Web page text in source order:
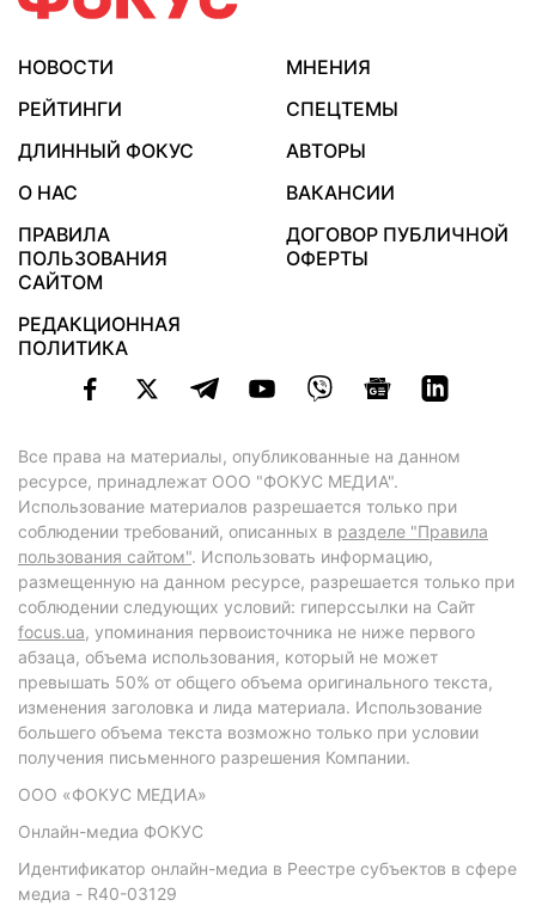
НОВОСТИ
МНЕНИЯ
РЕЙТИНГИ
СПЕЦТЕМЫ
ДЛИННЫЙ ФОКУС
АВТОРЫ
О НАС
ВАКАНСИИ
ПРАВИЛА
ПОЛЬЗОВАНИЯ
САЙТОМ
ДОГОВОР ПУБЛИЧНОЙ
ОФЕРТЫ
РЕДАКЦИОННАЯ
ПОЛИТИКА
Все права на материалы, опубликованные на данном
ресурсе, принадлежат ООО "ФОКУС МЕДИА".
Использование материалов разрешается только при
соблюдении требований, описанных в разделе "Правила
пользования сайтом". Использовать информацию,
размещенную на данном ресурсе, разрешается только при
соблюдении следующих условий: гиперссылки на Сайт
focus.ua, упоминания первоисточника не ниже первого
абзаца, объема использования, который не может
превышать 50% от общего объема оригинального текста,
изменения заголовка и лида материала. Использование
большего объема текста возможно только при условии
получения письменного разрешения Компании.
ООО «ФОКУС МЕДИА»
Онлайн-медиа ФОКУС
Идентификатор онлайн-медиа в Реестре субъектов в сфере
медиа - R40-03129